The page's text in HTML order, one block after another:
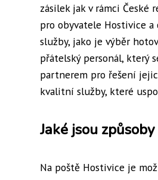
zásilek jak v rámci
pro obyvatele Hostivice
služby, jako je výběr
přátelský personál, který
partnerem pro řešení
kvalitní služby, které
Jaké jsou
Na poště Hostivice je